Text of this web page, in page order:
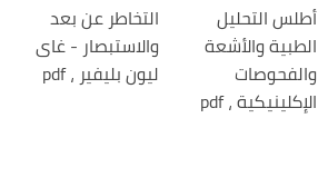
أطلس التحليل
الطبية والأشعة
والفحوصات
الإكلينيكية ، pdf
التخاطر عن بعد
والاستبصار - غاى
ليون بليفير ، pdf